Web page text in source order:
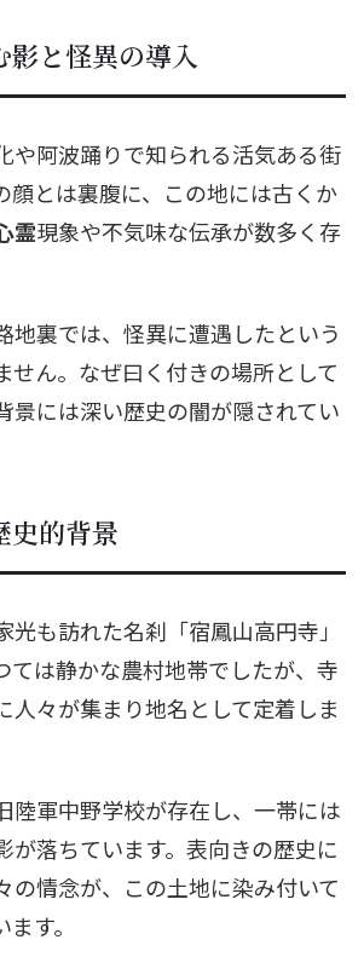
影と怪異の導入
や阿波踊りで知られる活気ある街
顔とは裏腹に、この地には古くか
霊現象や不気味な伝承が数多く存
地裏では、怪異に遭遇したという
せん。なぜ曰く付きの場所として
景には深い歴史の闇が隠されてい
史的背景
光も訪れた名刹「宿鳳山高円寺」
ては静かな農村地帯でしたが、寺
人々が集まり地名として定着しま
陸軍中野学校が存在し、一帯には
が落ちています。表向きの歴史に
の情念が、この土地に染み付いて
す。